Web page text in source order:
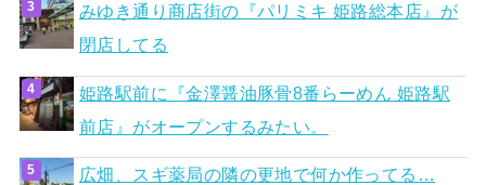
みゆき通り商店街の『パリミキ 姫路総本店』が
閉店してる
姫路駅前に『金澤醤油豚骨8番らーめん 姫路駅
前店』がオープンするみたい。
広畑、スギ薬局の隣の更地で何か作ってる…